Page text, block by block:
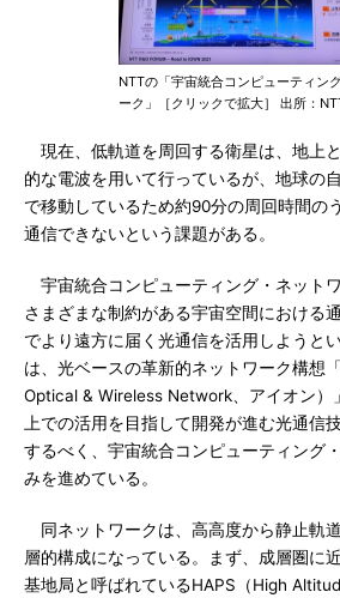
NTTの「宇宙統合コンピューティン
ーク」［クリックで拡大］ 出所：
現在、低軌道を周回する衛星は、地上
的な電波を用いて行っているが、地球の
で移動しているため約90分の周回時間の
通信できないという課題がある。
宇宙統合コンピューティング・ネット
さまざまな制約がある宇宙空間における
でより遠方に届く光通信を活用しようと
は、光ベースの革新的ネットワーク構想
Optical & Wireless Network、アイオン）
上での活用を目指して開発が進む光通信
するべく、宇宙統合コンピューティング
みを進めている。
同ネットワークは、高高度から静止軌
層的構成になっている。まず、成層圏に
基地局と呼ばれているHAPS（High